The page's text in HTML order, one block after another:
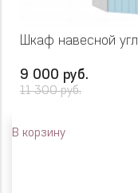
Шкаф навесной
9 000 руб.
11 300 руб.
В корзину